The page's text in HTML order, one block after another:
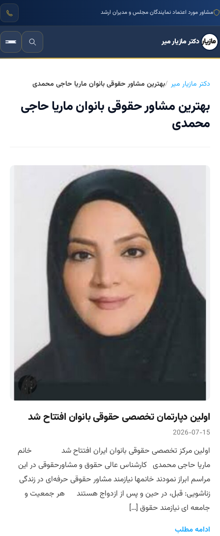
مشاور مورد اعتماد نمایندگان مجلس و مدیران ارشد
دکتر مازیار میر
دکتر مازیار میر بهترین مشاور حقوقی بانوان ماریا حاجی محمدی
بهترین مشاور حقوقی بانوان ماریا حاجی
محمدی
اولین دپارتمان تخصصی حقوقی بانوان افتتاح شد
2026-07-15
اولین مرکز تخصصی حقوقی بانوان ایران افتتاح شد خانم
ماریا حاجی محمدی کارشناس عالی حقوق و مشاورحقوقی در این
مراسم ابراز نمودند خانمها نیازمند مشاور حقوقی حرفه‌ای در زندگی
زناشویی: قبل، در حین و پس از ازدواج هستند هر جمعیت و
جامعه ای نیازمند حقوق […]
ادامه مطلب